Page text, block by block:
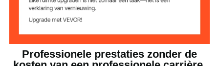
Professionele prestaties zonder de